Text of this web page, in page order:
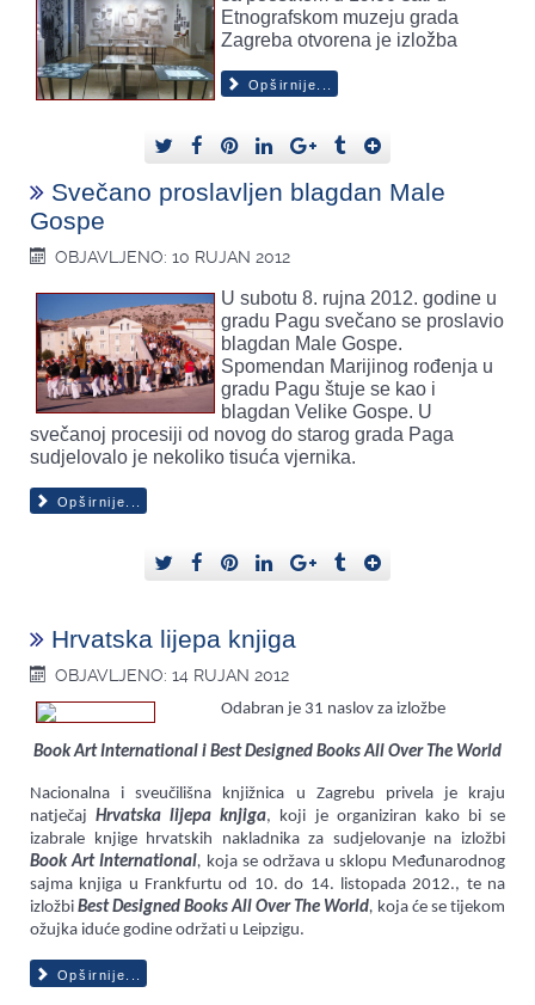
Etnografskom muzeju grada
Zagreba otvorena je izložba
Opširnije...
Svečano proslavljen blagdan Male
Gospe
OBJAVLJENO: 10 RUJAN 2012
U subotu 8. rujna 2012. godine u
gradu Pagu svečano se proslavio
blagdan Male Gospe.
Spomendan Marijinog rođenja u
gradu Pagu štuje se kao i
blagdan Velike Gospe. U
svečanoj procesiji od novog do starog grada Paga
sudjelovalo je nekoliko tisuća vjernika.
Opširnije...
Hrvatska lijepa knjiga
OBJAVLJENO: 14 RUJAN 2012
Odabran je 31 naslov za izložbe
Book Art International i Best Designed Books All Over The World
Nacionalna i sveučilišna knjižnica u Zagrebu privela je kraju
natječajHrvatska lijepa knjiga, koji je organiziran kako bi se
izabrale knjige hrvatskih nakladnika za sudjelovanje na izložbi
Book Art International, koja se održava u sklopu Međunarodnog
sajma knjiga u Frankfurtu od 10. do 14. listopada 2012., te na
izložbi Best Designed Books All Over The World, koja će se tijekom
ožujka iduće godine održati u Leipzigu.
Opširnije...